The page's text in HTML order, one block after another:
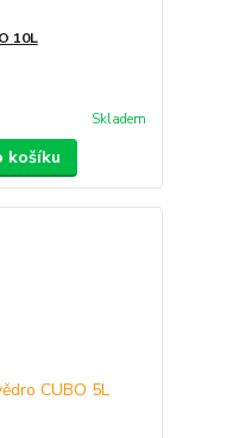
10L
Skladem
košíku